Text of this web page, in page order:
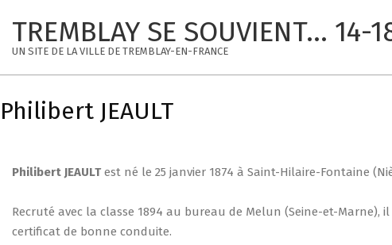
content
TREMBLAY SE SOUVIENT... 14-
UN SITE DE LA VILLE DE TREMBLAY-EN-FRANCE
Philibert JEAULT
Philibert JEAULTest né le 25 janvier 1874 à Saint-Hilaire-Fontaine
Recruté avec la classe 1894 au bureau de Melun (Seine-et-Marne),
certificat de bonne conduite.